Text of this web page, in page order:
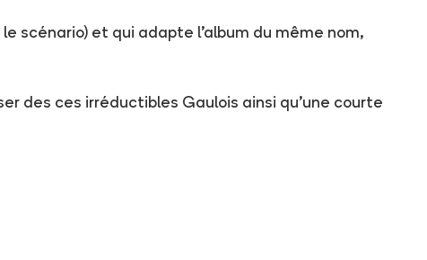
le scénario) et qui adapte l'album du même nom,
des ces irréductibles Gaulois ainsi qu'une courte